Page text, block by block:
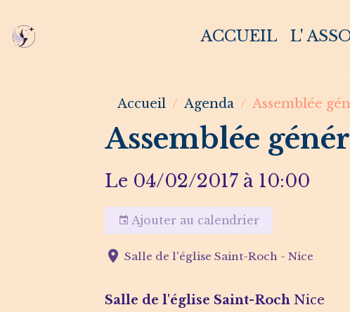
ACCUEIL L'
Accueil Agenda Assemblée
Assemblée
Le 04/02/2017 à 10:00
Ajouter au calendrier
Salle de l'église Saint-Roch - Nice
Salle de l'église Saint-Roch Nice